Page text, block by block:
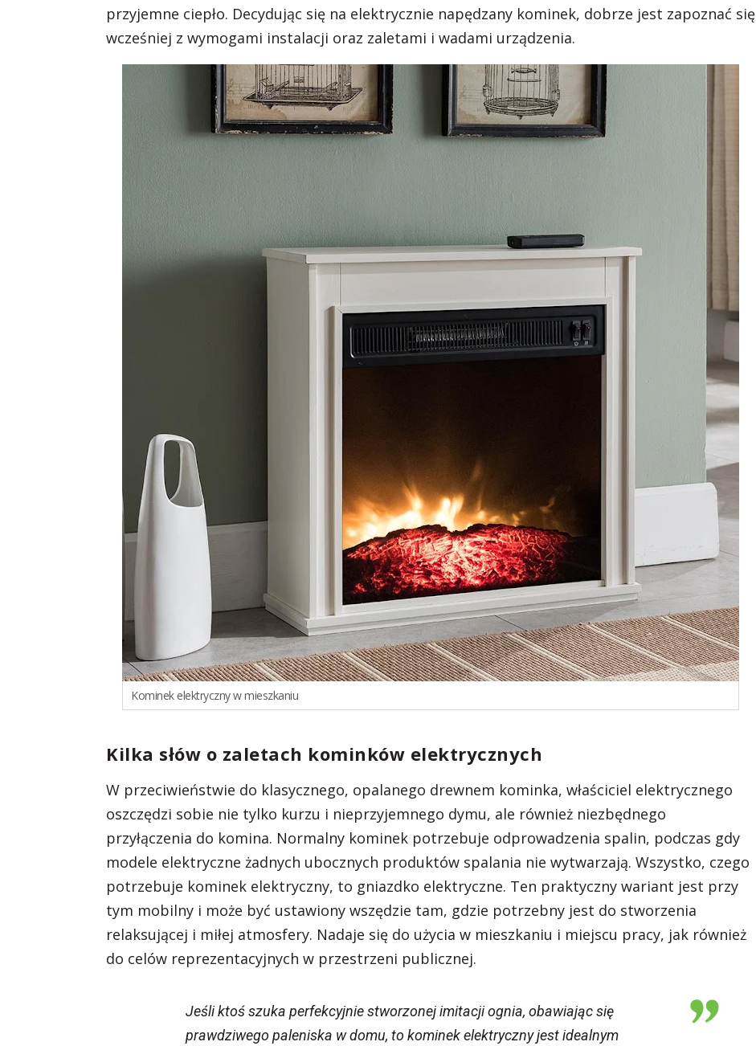
przyjemne ciepło. Decydując się na elektrycznie napędzany kominek, dobrze jest zapoznać się
wcześniej z wymogami instalacji oraz zaletami i wadami urządzenia.
Kominek elektryczny w mieszkaniu
Kilka słów o zaletach kominków elektrycznych
W przeciwieństwie do klasycznego, opalanego drewnem kominka, właściciel elektrycznego
oszczędzi sobie nie tylko kurzu i nieprzyjemnego dymu, ale również niezbędnego
przyłączenia do komina. Normalny kominek potrzebuje odprowadzenia spalin, podczas gdy
modele elektryczne żadnych ubocznych produktów spalania nie wytwarzają. Wszystko, czego
potrzebuje kominek elektryczny, to gniazdko elektryczne. Ten praktyczny wariant jest przy
tym mobilny i może być ustawiony wszędzie tam, gdzie potrzebny jest do stworzenia
relaksującej i miłej atmosfery. Nadaje się do użycia w mieszkaniu i miejscu pracy, jak również
do celów reprezentacyjnych w przestrzeni publicznej.
Jeśli ktoś szuka perfekcyjnie stworzonej imitacji ognia, obawiając się
prawdziwego paleniska w domu, to kominek elektryczny jest idealnym